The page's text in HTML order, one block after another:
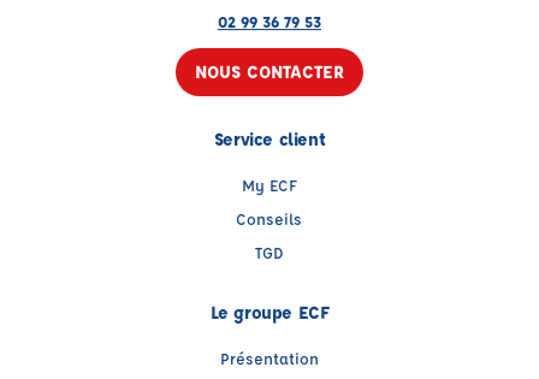
02 99 36 79 53
NOUS CONTACTER
Service client
My ECF
Conseils
TGD
Le groupe ECF
Présentation